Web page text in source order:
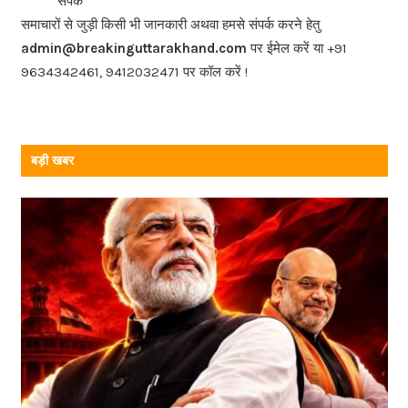
o
o
k
समाचारों से जुड़ी किसी भी जानकारी अथवा हमसे संपर्क करने हेतु
admin@breakinguttarakhand.com पर ईमेल करें या +91
9634342461, 9412032471 पर कॉल करें !
बड़ी खबर